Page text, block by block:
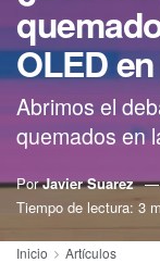
OLED
Abrimos el
quemados en
Por Javier Suarez
Tiempo de lectura: 3
Inicio Artículos